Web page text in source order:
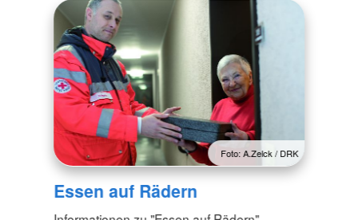
Foto: A.Zelck / DRK
Essen auf Rädern